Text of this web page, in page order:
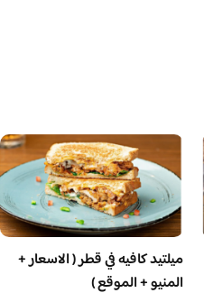
ميلتيد كافيه في قطر ( الاسعار +
المنيو + الموقع )